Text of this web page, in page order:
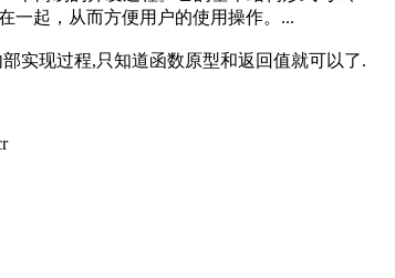
一起，从而方便用户的使用操作。...
实现过程,只知道函数原型和返回值就可以了.